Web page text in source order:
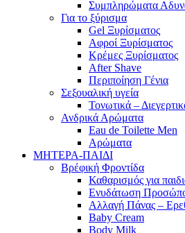
Συμπληρώματα
Για το ξύρισμα
Gel Ξυρίσματος
Αφροί Ξυρίσματος
Κρέμες Ξυρίσματος
After Shave
Περιποίηση Γένια
Σεξουαλική υγεία
Τονωτικά –
Ανδρικά Αρώματα
Eau de Toilette Men
Αρώματα
ΜΗΤΕΡΑ-ΠΑΙΔΙ
Βρέφική Φροντίδα
Καθαρισμός για
Ενυδάτωση
Αλλαγή Πάνας –
Baby Cream
Body Milk